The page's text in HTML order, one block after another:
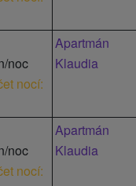
noc
nocí:
Apartmán
Klaudia
noc
nocí:
Apartmán
Klaudia